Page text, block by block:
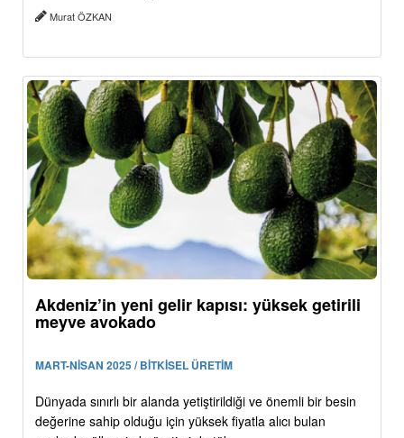
Murat ÖZKAN
Akdeniz’in yeni gelir kapısı: yüksek getirili
meyve avokado
MART-NİSAN 2025 / BİTKİSEL ÜRETİM
Dünyada sınırlı bir alanda yetiştirildiği ve önemli bir besin
değerine sahip olduğu için yüksek fiyatla alıcı bulan